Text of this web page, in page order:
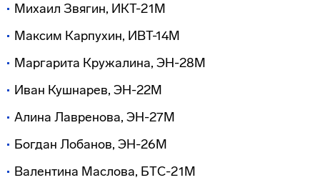
Михаил Звягин, ИКТ-21М
Максим Карпухин, ИВТ-14М
Маргарита Кружалина, ЭН-28М
Иван Кушнарев, ЭН-22М
Алина Лавренова, ЭН-27М
Богдан Лобанов, ЭН-26М
Валентина Маслова, БТС-21М